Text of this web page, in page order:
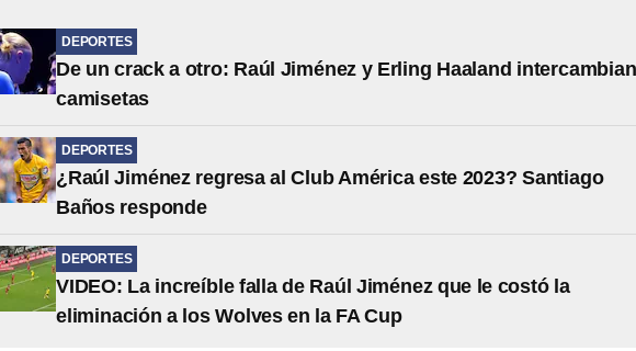
DEPORTES
De un crack a otro: Raúl Jiménez y Erling Haaland intercambian
camisetas
DEPORTES
¿Raúl Jiménez regresa al Club América este 2023? Santiago
Baños responde
DEPORTES
VIDEO: La increíble falla de Raúl Jiménez que le costó la
eliminación a los Wolves en la FA Cup